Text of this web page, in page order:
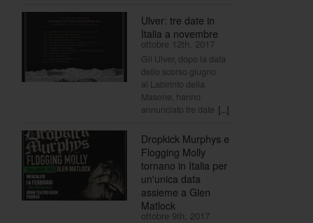
Ulver: tre date in
Italia a novembre
ottobre 12th, 2017
Gli Ulver, dopo la data
dello scorso giugno
al Labirinto della
Masone, hanno
annunciato tre date [...]
Dropkick Murphys e
Flogging Molly
tornano in Italia per
un'unica data
assieme a Glen
Matlock
ottobre 9th, 2017